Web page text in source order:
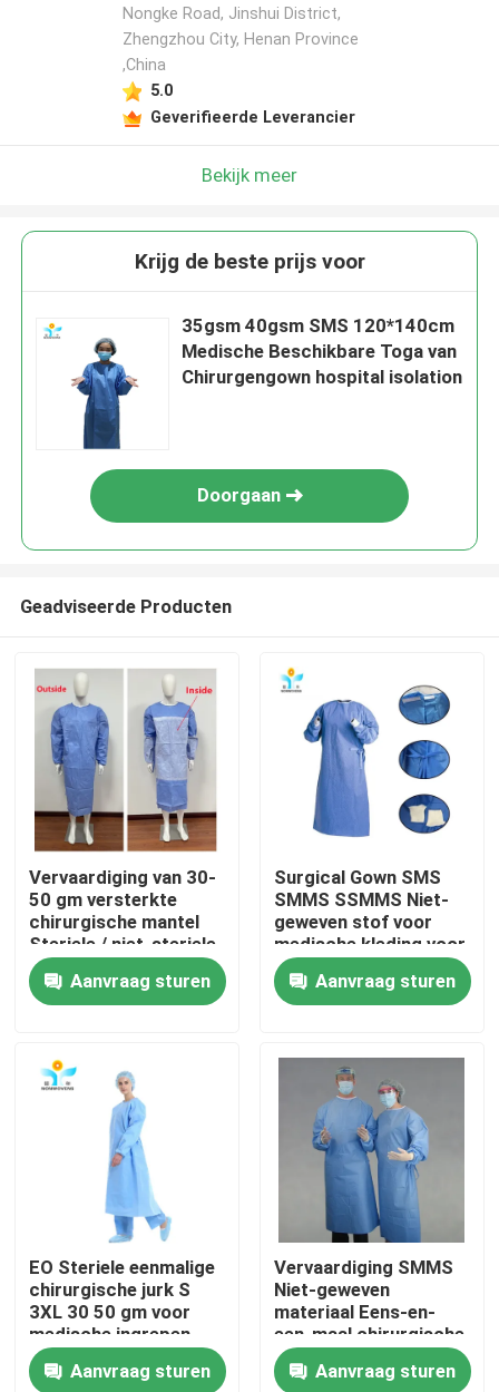
Huis
Producten
Ongeveer ons
Fabrieksreis
Kwaliteitscontrole
Contacteer ons
Verzoek om een Citaat
Beschikbare Beschermende Slijtage
Nongke Road, Jinshui District,
Zhengzhou City, Henan Province
,China
5.0
Geverifieerde Leverancier
Bekijk meer
Krijg de beste prijs voor
35gsm 40gsm SMS 120*140cm
Medische Beschikbare Toga van
Chirurgengown hospital isolation
Doorgaan
Geadviseerde Producten
Vervaardiging van 30-
50 gm versterkte
chirurgische mantel
Steriele / niet-steriele
beschermende kleding
Aanvraag sturen
Surgical Gown SMS
SMMS SSMMS Niet-
geweven stof voor
medische kleding voor
eenmalig gebruik
Aanvraag sturen
EO Steriele eenmalige
chirurgische jurk S
3XL 30 50 gm voor
medische ingrepen
Aanvraag sturen
Vervaardiging SMMS
Niet-geweven
materiaal Eens-en-
een-maal chirurgische
badjas voor
ziekenhuischirurgen
Aanvraag sturen